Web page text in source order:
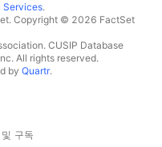
Services.
Copyright © 2026 FactSet
CUSIP Database
All rights reserved.
by Quartr.
구독